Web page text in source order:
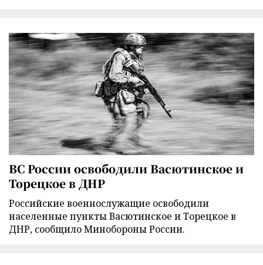
ВС России освободили Васютинское и
Торецкое в ДНР
Российские военнослужащие освободили
населенные пункты Васютинское и Торецкое в
ДНР, сообщило Минобороны России.